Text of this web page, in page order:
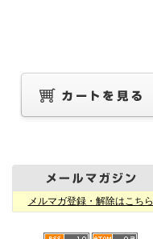
メルマガ登録・解除はこちら